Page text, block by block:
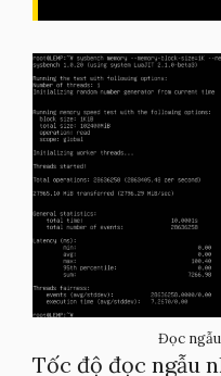
Đọc ngẫu
Tốc độ đọc ngẫu